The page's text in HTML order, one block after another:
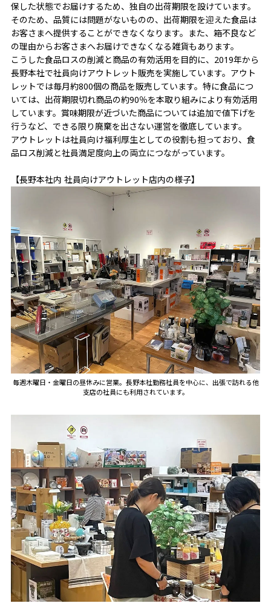
保した状態でお届けするため、独自の出荷期限を設けています。
そのため、品質には問題がないものの、出荷期限を迎えた食品は
お客さまへ提供することができなくなります。また、箱不良など
の理由からお客さまへお届けできなくなる雑貨もあります。
こうした食品ロスの削減と商品の有効活用を目的に、2019年から
長野本社で社員向けアウトレット販売を実施しています。アウト
レットでは毎月約800個の商品を販売しています。特に食品につ
いては、出荷期限切れ商品の約90％を本取り組みにより有効活用
しています。賞味期限が近づいた商品については追加で値下げを
行うなど、できる限り廃棄を出さない運営を徹底しています。
アウトレットは社員向け福利厚生としての役割も担っており、食
品ロス削減と社員満足度向上の両立につながっています。
【長野本社内 社員向けアウトレット店内の様子】
毎週木曜日・金曜日の昼休みに営業。長野本社勤務社員を中心に、出張で訪れる他
支店の社員にも利用されています。